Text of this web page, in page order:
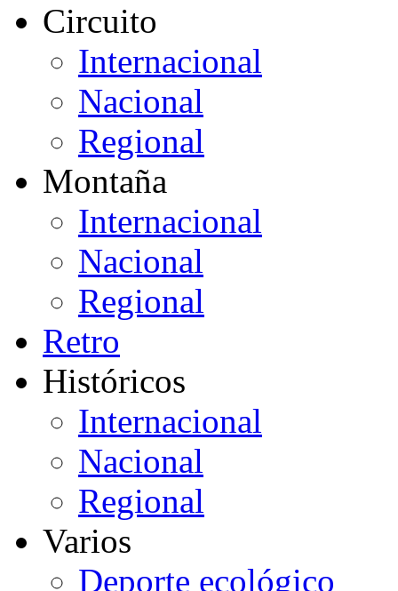
Circuito
Internacional
Nacional
Regional
Montaña
Internacional
Nacional
Regional
Retro
Históricos
Internacional
Nacional
Regional
Varios
Deporte ecológico